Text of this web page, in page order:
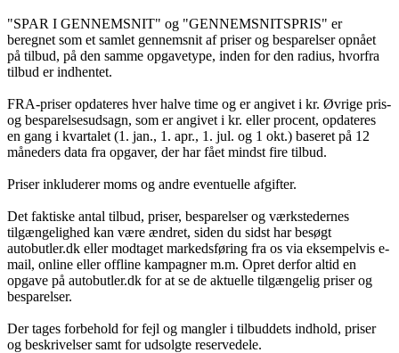
"SPAR I GENNEMSNIT" og "GENNEMSNITSPRIS" er
beregnet som et samlet gennemsnit af priser og besparelser opnået
på tilbud, på den samme opgavetype, inden for den radius, hvorfra
tilbud er indhentet.
FRA-priser opdateres hver halve time og er angivet i kr. Øvrige pris-
og besparelsesudsagn, som er angivet i kr. eller procent, opdateres
en gang i kvartalet (1. jan., 1. apr., 1. jul. og 1 okt.) baseret på 12
måneders data fra opgaver, der har fået mindst fire tilbud.
Priser inkluderer moms og andre eventuelle afgifter.
Det faktiske antal tilbud, priser, besparelser og værkstedernes
tilgængelighed kan være ændret, siden du sidst har besøgt
autobutler.dk eller modtaget markedsføring fra os via eksempelvis e-
mail, online eller offline kampagner m.m. Opret derfor altid en
opgave på autobutler.dk for at se de aktuelle tilgængelig priser og
besparelser.
Der tages forbehold for fejl og mangler i tilbuddets indhold, priser
og beskrivelser samt for udsolgte reservedele.